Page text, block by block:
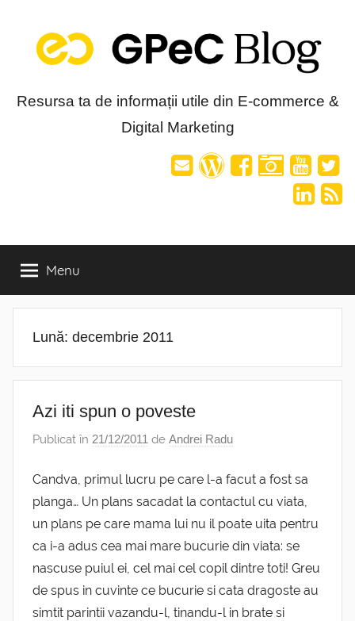
content
Blog-
Resursa ta de informații utile din E-commerce &
Digital Marketing
Menu
Lună: decembrie 2011
Azi iti spun o poveste
Publicat în 21/12/2011 de Andrei Radu
Candva, primul lucru pe care l-a facut a fost sa
planga… Un plans sacadat la contactul cu viata,
un plans pe care mama lui nu il poate uita pentru
ca i-a adus cea mai mare bucurie din viata: se
nascuse puiul ei, cel mai cel copil dintre toti! Greu
de spus in cuvinte ce bucurie si cata dragoste au
simtit parintii vazandu-l, tinandu-l in brate si